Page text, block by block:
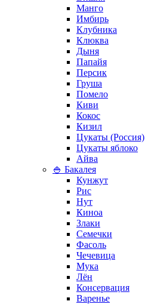
Манго
Имбирь
Клубника
Клюква
Дыня
Папайя
Персик
Груша
Помело
Киви
Кокос
Кизил
Цукаты (Россия)
Цукаты яблоко
Айва
🍚 Бакалея
Кунжут
Рис
Нут
Киноа
Злаки
Семечки
Фасоль
Чечевица
Мука
Лён
Консервация
Варенье